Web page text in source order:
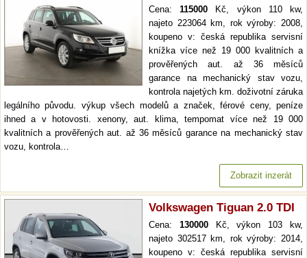
Cena:115000 Kč, výkon 110 kw,
najeto 223064 km, rok výroby: 2008,
koupeno v: česká republika servisní
knížka více než 19 000 kvalitních a
prověřených aut. až 36 měsíců
garance na mechanický stav vozu,
kontrola najetých km. doživotní záruka
legálního původu. výkup všech modelů a značek, férové ceny, peníze
ihned a v hotovosti. xenony, aut. klima, tempomat více než 19 000
kvalitních a prověřených aut. až 36 měsíců garance na mechanický stav
vozu, kontrola…
Zobrazit inzerát
Volkswagen Tiguan 2.0 TDI
Cena: 130000Kč, výkon 103 kw,
najeto 302517 km, rok výroby: 2014,
koupeno v: česká republika servisní